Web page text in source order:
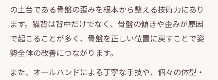
の土台である骨盤の歪みを根本から整える技術力にあり
ます。猫背は背中だけでなく、骨盤の傾きや歪みが原因
で起こることが多く、骨盤を正しい位置に戻すことで姿
勢全体の改善につながります。
また、オールハンドによる丁寧な手技や、個々の体型・